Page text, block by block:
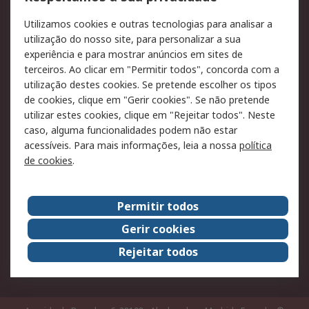
Pagamento e
faturação
Legal
Aviso legal
Política de cookies
Política de privacidade
- Atualizada
Segurança de emails
Condições de venda
Sobre a RS
A RS no mundo
RS Group
Sobre a RS
Trabalhar na RS
ESG
Utilizamos cookies e outras tecnologias para analisar a
utilização do nosso site, para personalizar a sua
experiência e para mostrar anúncios em sites de
terceiros. Ao clicar em "Permitir todos", concorda com a
utilização destes cookies. Se pretende escolher os tipos
de cookies, clique em "Gerir cookies". Se não pretende
utilizar estes cookies, clique em "Rejeitar todos". Neste
caso, alguma funcionalidades podem não estar
acessíveis. Para mais informações, leia a nossa política
de cookies.
Permitir todos
Gerir cookies
Rejeitar todos